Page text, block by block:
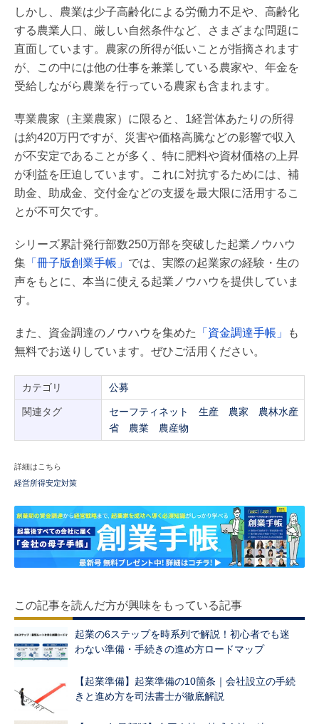
しかし、農業は少子高齢化による労働力不足や、高齢化
する農業人口、厳しい自然条件など、さまざまな問題に
直面しています。農家の所得が低いことが指摘されます
が、この中には他の仕事を兼業している農家や、年金を
受給しながら農業を行っている農家も含まれます。
専業農家（主業農家）に限ると、1経営体あたりの所得
は約420万円ですが、災害や価格高騰などの影響で収入
が不安定であることが多く、特に肥料や資材価格の上昇
が利益を圧迫しています。これに対抗するためには、補
助金、助成金、交付金などの支援を最大限に活用するこ
とが不可欠です。
シリーズ累計発行部数250万部を突破した起業ノウハウ
集 「冊子版創業手帳」 では、実際の起業家の経験・生の
声をもとに、本当に使える起業ノウハウを提供していま
す。
また、資金調達のノウハウを集めた 「資金調達手帳」
も
無料でお送りしています。ぜひご活用ください。
カテゴリ 公募
関連タグ セーフティネット 生産 農家
農林水産
省
農業 農産物
詳細はこちら
経営所得安定対策
この記事を読んだ方が興味をもっている記事
起業の6ステップを時系列で解説！初心者でも迷
わない準備・手続きの進め方ロードマップ
【起業準備】起業準備の10箇条｜会社設立の手続
きと進め方を司法書士が徹底解説